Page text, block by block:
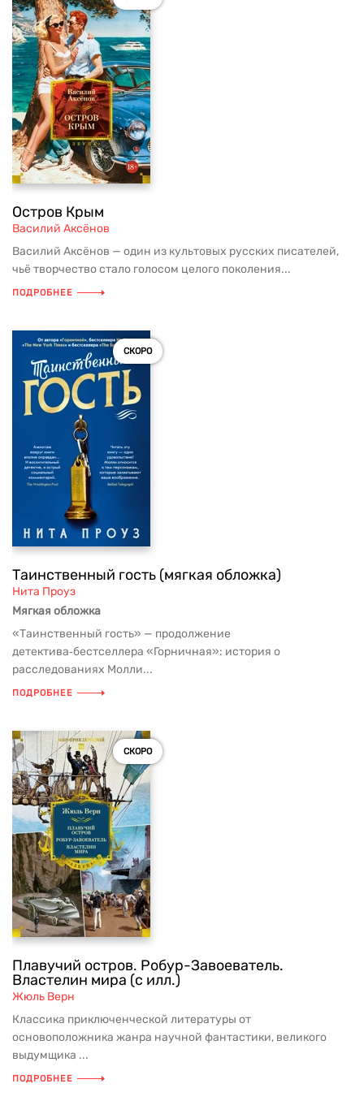
Остров Крым
Василий Аксёнов
Василий Аксёнов — один из культовых русских писателей,
чьё творчество стало голосом целого поколения...
ПОДРОБНЕЕ
СКОРО
Таинственный гость (мягкая обложка)
Нита Проуз
Мягкая обложка
«Таинственный гость» — продолжение
детектива‑бестселлера «Горничная»: история о
расследованиях Молли...
ПОДРОБНЕЕ
СКОРО
Плавучий остров. Робур-Завоеватель.
Властелин мира (с илл.)
Жюль Верн
Классика приключенческой литературы от
основоположника жанра научной фантастики, великого
выдумщика ...
ПОДРОБНЕЕ